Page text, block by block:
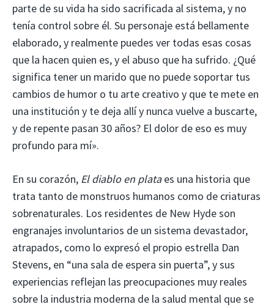
parte de su vida ha sido sacrificada al sistema, y ​​no
tenía control sobre él. Su personaje está bellamente
elaborado, y realmente puedes ver todas esas cosas
que la hacen quien es, y el abuso que ha sufrido. ¿Qué
significa tener un marido que no puede soportar tus
cambios de humor o tu arte creativo y que te mete en
una institución y te deja allí y nunca vuelve a buscarte,
y de repente pasan 30 años? El dolor de eso es muy
profundo para mí».
En su corazón, El diablo en plataes una historia que
trata tanto de monstruos humanos como de criaturas
sobrenaturales. Los residentes de New Hyde son
engranajes involuntarios de un sistema devastador,
atrapados, como lo expresó el propio estrella Dan
Stevens, en “una sala de espera sin puerta”, y sus
experiencias reflejan las preocupaciones muy reales
sobre la industria moderna de la salud mental que se